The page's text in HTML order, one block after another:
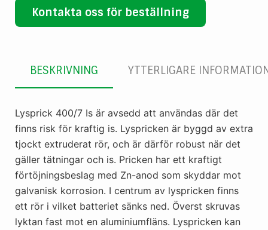
Kontakta oss för beställning
BESKRIVNING YTTERLIGARE
Lysprick 400/7 Is är avsedd att användas där det
finns risk för kraftig is. Lyspricken är byggd av extra
tjockt extruderat rör, och är därför robust när det
gäller tätningar och is. Pricken har ett kraftigt
förtöjningsbeslag med Zn-anod som skyddar mot
galvanisk korrosion. I centrum av lyspricken finns
ett rör i vilket batteriet sänks ned. Överst skruvas
lyktan fast mot en aluminiumfläns. Lyspricken kan